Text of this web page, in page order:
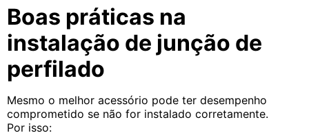
Boas práticas na
instalação de junção de
perfilado
Mesmo o melhor acessório pode ter desempenho
comprometido se não for instalado corretamente.
Por isso: